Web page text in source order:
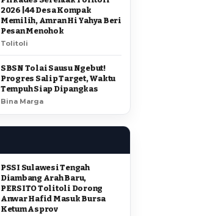
2026 | 44 Desa Kompak
Memilih, Amran Hi Yahya Beri
Pesan Menohok
Tolitoli
SBSN Tolai Sausu Ngebut!
Progres Salip Target, Waktu
Tempuh Siap Dipangkas
Bina Marga
PSSI Sulawesi Tengah
Diambang Arah Baru,
PERSITO Tolitoli Dorong
Anwar Hafid Masuk Bursa
Ketum Asprov